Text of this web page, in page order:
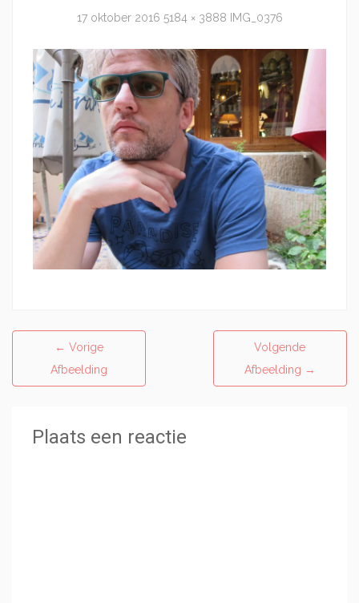
17 oktober 2016 5184 × 3888 IMG_0376
← Vorige
Afbeelding
Volgende
Afbeelding →
Plaats een reactie